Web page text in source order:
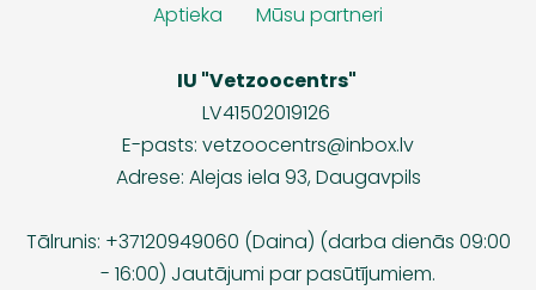
Aptieka
Mūsu partneri
IU "Vetzoocentrs"
LV41502019126
E-pasts: vetzoocentrs@inbox.lv
Adrese: Alejas iela 93, Daugavpils
Tālrunis: +37120949060 (Daina) (darba dienās 09:00
- 16:00) Jautājumi par pasūtījumiem.